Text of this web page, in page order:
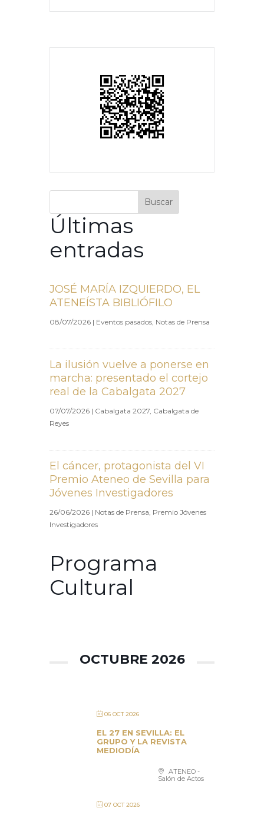
Buscar
Últimas
entradas
JOSÉ MARÍA IZQUIERDO, EL
ATENEÍSTA BIBLIÓFILO
08/07/2026 | Eventos pasados, Notas de Prensa
La ilusión vuelve a ponerse en
marcha: presentado el cortejo
real de la Cabalgata 2027
07/07/2026 | Cabalgata 2027, Cabalgata de
Reyes
El cáncer, protagonista del VI
Premio Ateneo de Sevilla para
Jóvenes Investigadores
26/06/2026 | Notas de Prensa, Premio Jóvenes
Investigadores
Programa
Cultural
OCTUBRE 2026
06 OCT 2026
EL 27 EN SEVILLA: EL
GRUPO Y LA REVISTA
MEDIODÍA
ATENEO -
Salón de Actos
07 OCT 2026